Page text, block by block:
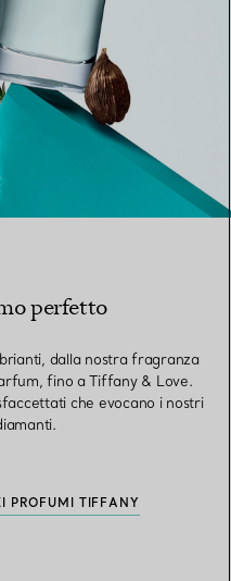
perfetto
dalla nostra fragranza
fino a Tiffany & Love.
che evocano i nostri
PROFUMI TIFFANY